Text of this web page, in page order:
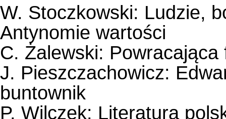
W. Stoczkowski: Ludzie,
Antynomie wartości
C. Żalewski: Powracająca
J. Pieszczachowicz:
buntownik
P. Wilczek: Literatura